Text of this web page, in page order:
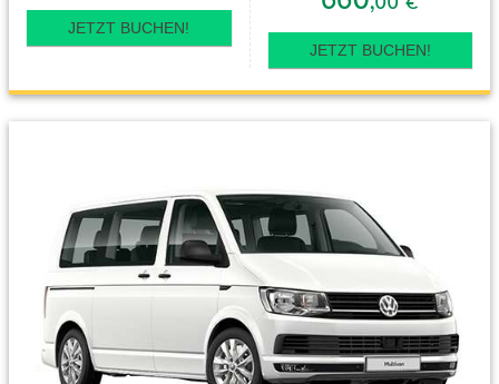
JETZT BUCHEN!
JETZT BUCHEN!